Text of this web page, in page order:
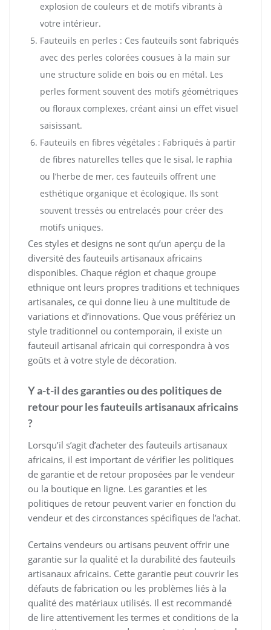
explosion de couleurs et de motifs vibrants à
votre intérieur.
Fauteuils en perles : Ces fauteuils sont fabriqués
avec des perles colorées cousues à la main sur
une structure solide en bois ou en métal. Les
perles forment souvent des motifs géométriques
ou floraux complexes, créant ainsi un effet visuel
saisissant.
Fauteuils en fibres végétales : Fabriqués à partir
de fibres naturelles telles que le sisal, le raphia
ou l’herbe de mer, ces fauteuils offrent une
esthétique organique et écologique. Ils sont
souvent tressés ou entrelacés pour créer des
motifs uniques.
Ces styles et designs ne sont qu’un aperçu de la
diversité des fauteuils artisanaux africains
disponibles. Chaque région et chaque groupe
ethnique ont leurs propres traditions et techniques
artisanales, ce qui donne lieu à une multitude de
variations et d’innovations. Que vous préfériez un
style traditionnel ou contemporain, il existe un
fauteuil artisanal africain qui correspondra à vos
goûts et à votre style de décoration.
Y a-t-il des garanties ou des politiques de
retour pour les fauteuils artisanaux africains
?
Lorsqu’il s’agit d’acheter des fauteuils artisanaux
africains, il est important de vérifier les politiques
de garantie et de retour proposées par le vendeur
ou la boutique en ligne. Les garanties et les
politiques de retour peuvent varier en fonction du
vendeur et des circonstances spécifiques de l’achat.
Certains vendeurs ou artisans peuvent offrir une
garantie sur la qualité et la durabilité des fauteuils
artisanaux africains. Cette garantie peut couvrir les
défauts de fabrication ou les problèmes liés à la
qualité des matériaux utilisés. Il est recommandé
de lire attentivement les termes et conditions de la